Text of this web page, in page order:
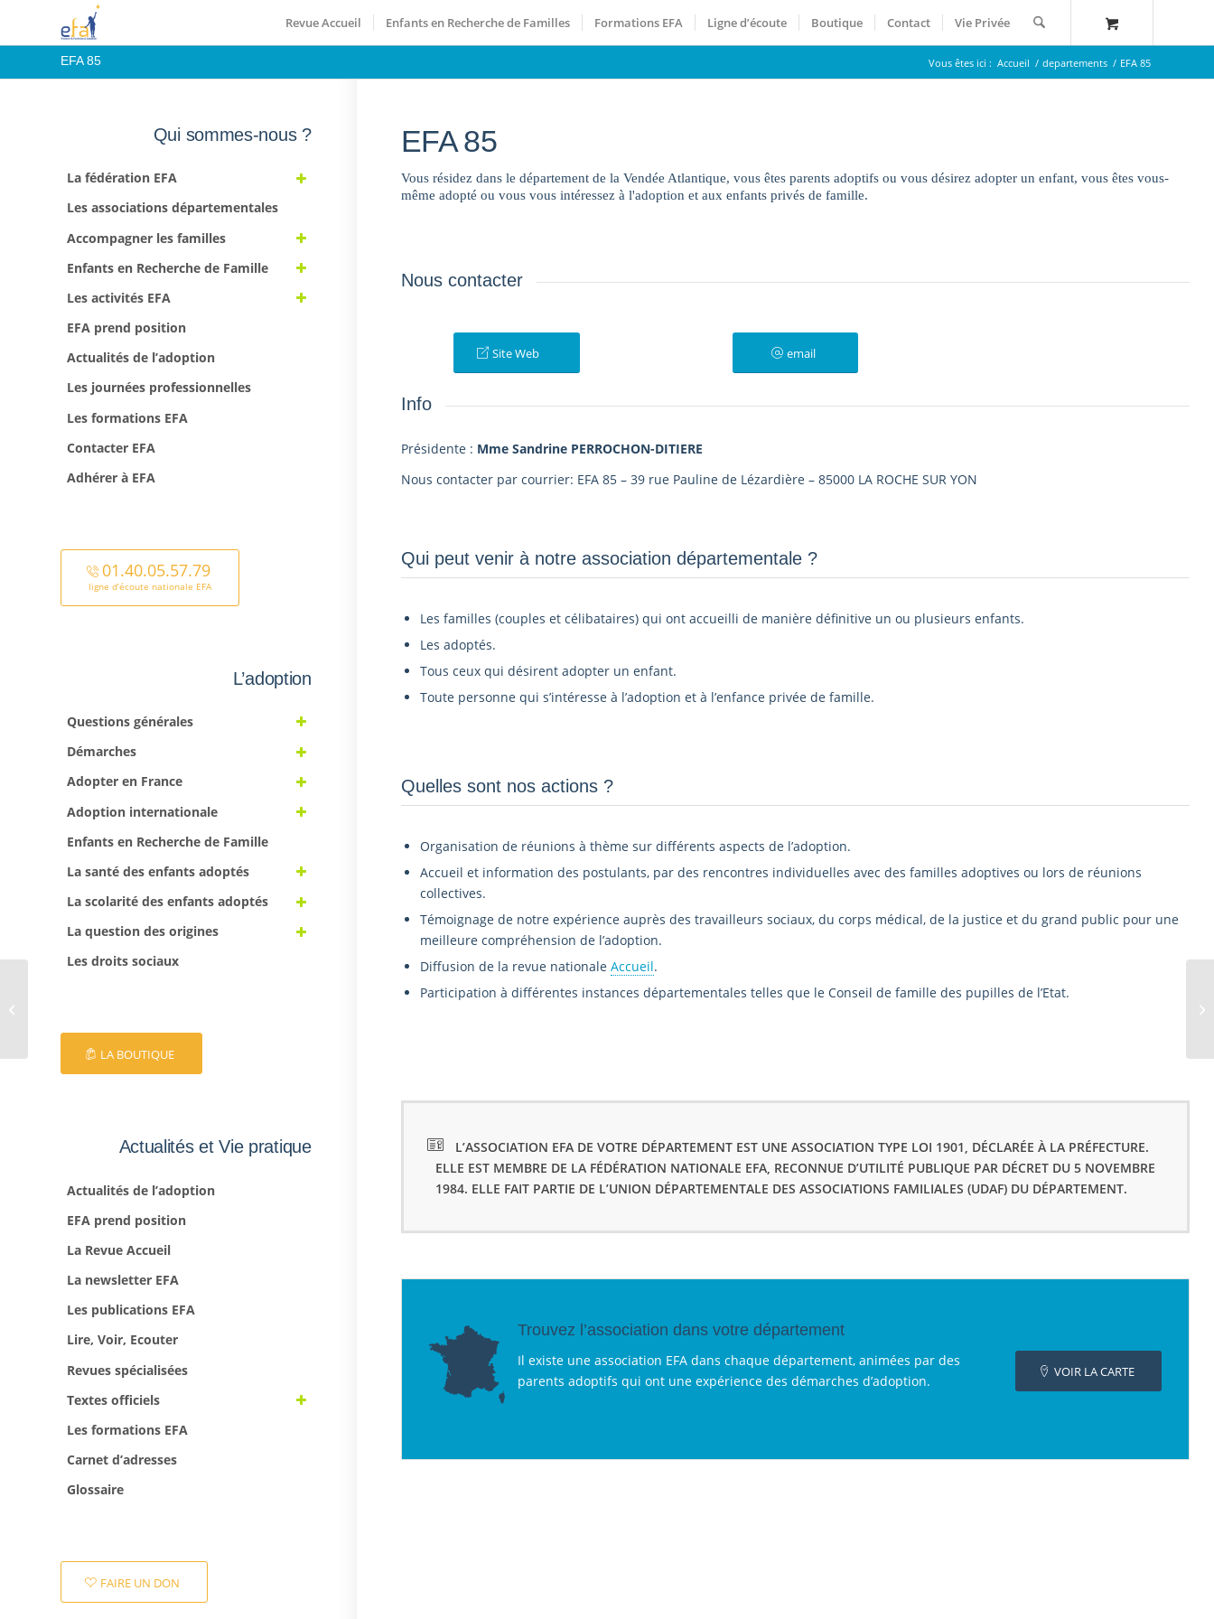
Revue Accueil Enfants en Recherche de Familles Formations EFA Ligne d’écoute Boutique Contact Vie Privée
EFA 85 Vous êtes ici : Accueil / departements / EFA 85
EFA 85
Vous résidez dans le département de la Vendée Atlantique, vous êtes parents adoptifs ou vous désirez adopter un enfant, vous êtes vous-
même adopté ou vous vous intéressez à l'adoption et aux enfants privés de famille.
Nous contacter
Site Web email
Info
Présidente : Mme Sandrine PERROCHON-DITIERE
Nous contacter par courrier: EFA 85 – 39 rue Pauline de Lézardière – 85000 LA ROCHE SUR YON
Qui peut venir à notre association départementale ?­
Les familles (couples et célibataires) qui ont accueilli de manière définitive un ou plusieurs enfants.
Les adoptés.
Tous ceux qui désirent adopter un enfant.
Toute personne qui s’intéresse à l’adoption et à l’enfance privée de famille.
Quelles sont nos actions ?
Organisation de réunions à thème sur différents aspects de l’adoption.
Accueil et information des postulants, par des rencontres individuelles avec des familles adoptives ou lors de réunions
collectives.
Témoignage de notre expérience auprès des travailleurs sociaux, du corps médical, de la justice et du grand public pour une
meilleure compréhension de l’adoption.
Diffusion de la revue nationale Accueil.
Participation à différentes instances départementales telles que le Conseil de famille des pupilles de l’Etat.
L’ASSOCIATION EFA DE VOTRE DÉPARTEMENT EST UNE ASSOCIATION TYPE LOI 1901, DÉCLARÉE À LA PRÉFECTURE.
ELLE EST MEMBRE DE LA FÉDÉRATION NATIONALE EFA, RECONNUE D’UTILITÉ PUBLIQUE PAR DÉCRET DU 5 NOVEMBRE
1984. ELLE FAIT PARTIE DE L’UNION DÉPARTEMENTALE DES ASSOCIATIONS FAMILIALES (UDAF) DU DÉPARTEMENT.
Trouvez l’association dans votre département
Il existe une association EFA dans chaque département, animées par des
parents adoptifs qui ont une expérience des démarches d’adoption.
VOIR LA CARTE
Qui sommes-nous ?
La fédération EFA
Les associations départementales
Accompagner les familles
Enfants en Recherche de Famille
Les activités EFA
EFA prend position
Actualités de l’adoption
Les journées professionnelles
Les formations EFA
Contacter EFA
Adhérer à EFA
01.40.05.57.79
ligne d’écoute nationale EFA
L’adoption
Questions générales
Démarches
Adopter en France
Adoption internationale
Enfants en Recherche de Famille
La santé des enfants adoptés
La scolarité des enfants adoptés
La question des origines
Les droits sociaux
LA BOUTIQUE
Actualités et Vie pratique
Actualités de l’adoption
EFA prend position
La Revue Accueil
La newsletter EFA
Les publications EFA
Lire, Voir, Ecouter
Revues spécialisées
Textes officiels
Les formations EFA
Carnet d’adresses
Glossaire
FAIRE UN DON